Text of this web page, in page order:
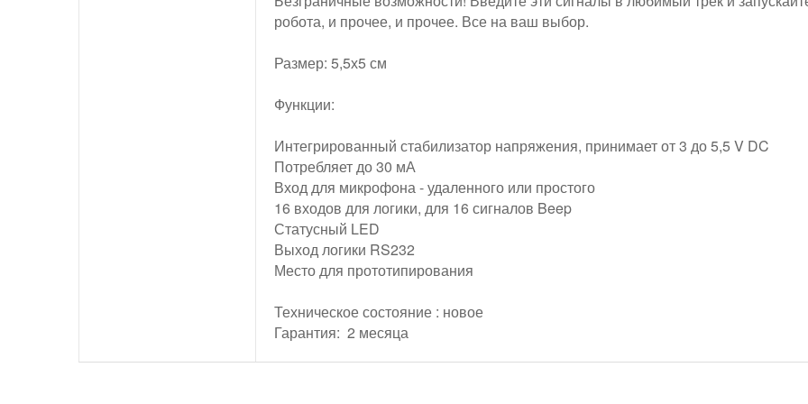
робота, и прочее, и прочее. Все на ваш выбор.
Размер: 5,5х5 см
Функции:
Интегрированный стабилизатор напряжения, принимает от 3 до 5,5 V DC
Потребляет до 30 мА
Вход для микрофона - удаленного или простого
16 входов для логики, для 16 сигналов Beep
Статусный LED
Выход логики RS232
Место для прототипирования
Техническое состояние : новое
Гарантия: 2 месяца